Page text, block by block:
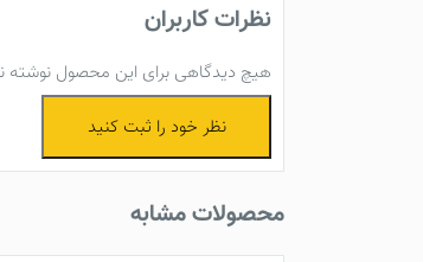
نظرات کاربران
هیچ دیدگاهی برای این محصول
نظر خود را ثبت کنید
محصولات مشابه